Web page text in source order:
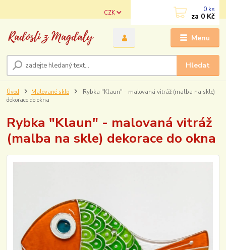
Menu
CZK
Hledat
0 ks
za 0 Kč
Úvod Malované sklo
Rybka "Klaun" - malovaná vitráž (malba na skle)
dekorace do okna
Rybka "Klaun" - malovaná vitráž
(malba na skle) dekorace do okna